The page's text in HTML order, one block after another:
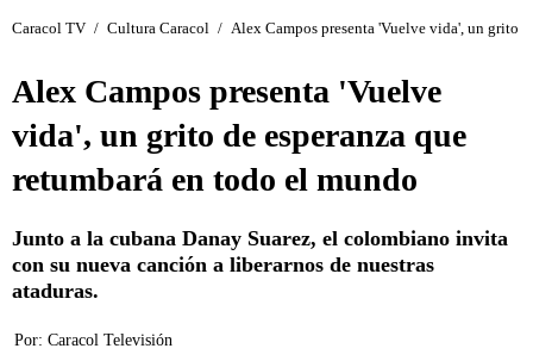
Caracol TV / Cultura Caracol / Alex Campos presenta 'Vuelve vida', un grito
Alex Campos presenta 'Vuelve
vida', un grito de esperanza que
retumbará en todo el mundo
Junto a la cubana Danay Suarez, el colombiano invita
con su nueva canción a liberarnos de nuestras
ataduras.
Por: Caracol Televisión